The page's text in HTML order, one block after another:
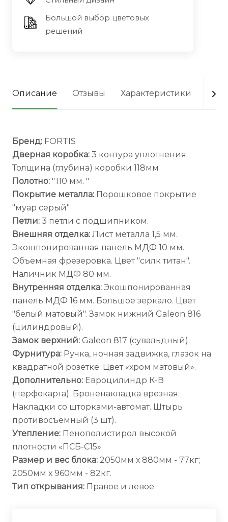
Большой выбор цветовых
решений
Описание Отзывы Характеристики
Бренд: FORTIS
Дверная коробка: 3 контура уплотнения.
Толщина (глубина) коробки 118мм
Полотно: "110 мм. "
Покрытие металла: Порошковое покрытие
"муар серый".
Петли: 3 петли с подшипником.
Внешняя отделка: Лист металла 1,5 мм.
Экошпонированная панель МДФ 10 мм.
Объемная фрезеровка. Цвет "силк титан".
Наличник МДФ 80 мм.
Внутренняя отделка: Экошпонированная
панель МДФ 16 мм. Большое зеркало. Цвет
"белый матовый". Замок нижний Galeon 816
(цилиндровый).
Замок верхний: Galeon 817 (сувальдный).
Фурнитура: Ручка, ночная задвижка, глазок на
квадратной розетке. Цвет «хром матовый».
Дополнительно: Евроцилиндр К-В
(перфокарта). Броненакладка врезная.
Накладки со шторками-автомат. Штырь
противосъемный (3 шт).
Утепление: Пенополистирол высокой
плотности «ПСБ-С15».
Размер и вес блока: 2050мм х 880мм - 77кг;
2050мм х 960мм - 82кг.
Тип открывания: Правое и левое.